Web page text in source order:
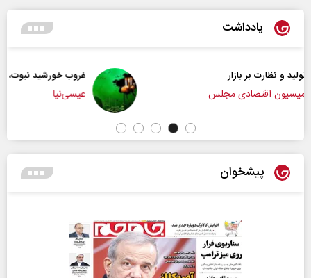
یادداشت
غروب خورشید نبوت، طلوع تمدن امت
پیشخوان